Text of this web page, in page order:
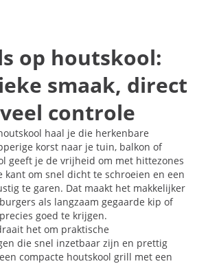
op houtskool:
smaak, direct
controle
haal je die herkenbare
korst naar je tuin, balkon of
geeft je de vrijheid om met hittezones
kant om snel dicht te schroeien en een
te garen. Dat maakt het makkelijker
als langzaam gegaarde kip of
goed te krijgen.
het om praktische
die snel inzetbaar zijn en prettig
compacte houtskool grill met een